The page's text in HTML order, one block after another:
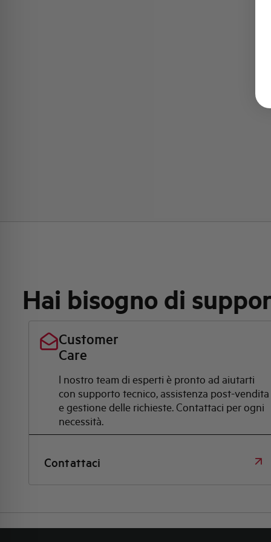
Hai bisogno di
Customer
Care
l nostro team di esperti è pronto ad aiutarti
con supporto tecnico, assistenza post-vendita
e gestione delle richieste. Contattaci per ogni
necessità.
Contattaci